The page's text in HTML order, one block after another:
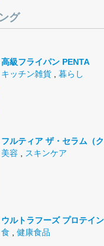
グ
高級フライパン PENTA
キッチン雑貨
暮らし
フルティア ザ・セラム（
美容
スキンケア
ウルトラフーズ プロテイン
食
健康食品